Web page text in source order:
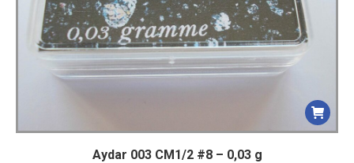
Aydar 003 CM1/2 #8 – 0,03 g